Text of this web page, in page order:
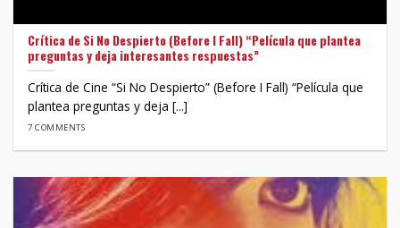
Crítica de Si No Despierto (Before I Fall) “Película que plantea
preguntas y deja interesantes respuestas”
Crítica de Cine “Si No Despierto” (Before I Fall) “Película que
plantea preguntas y deja [...]
7 COMMENTS